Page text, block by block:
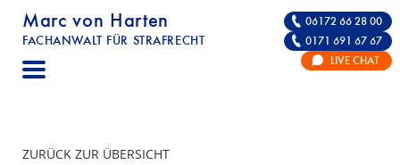
Marc von Harten
FACHANWALT FÜR STRAFRECHT
STRAFRECHT | RECHTSANWALT FÜR DIE
06172 66 28 00
0171 691 67 67
LIVE CHAT
ZURÜCK ZUR ÜBERSICHT